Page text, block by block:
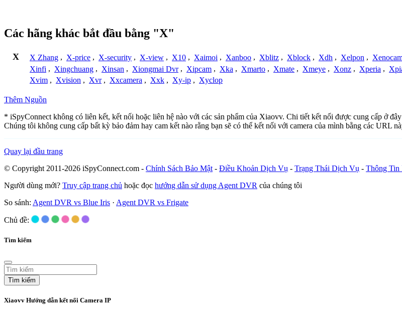
Các hãng khác bắt đầu bằng "X"
X X Zhang , X-price , X-security , X-view , X10 , Xaimoi , Xanboo , Xblitz , Xblock , Xdh , Xelpon ,
Xinfi , Xingchuang , Xinsan , Xiongmai Dvr , Xipcam , Xka , Xmarto , Xmate , Xmeye , Xonz , Xperia ,
Xvim , Xvision , Xvr , Xxcamera , Xxk , Xy-ip , Xyclop
Thêm Nguồn
* iSpyConnect không có liên kết, kết nối hoặc liên hệ nào với các sản phẩm của Xiaovv. Chi tiết kết nối được cung cấp ở
Chúng tôi không cung cấp bất kỳ bảo đảm hay cam kết nào rằng bạn sẽ có thể kết nối với camera của mình bằng các URL
Quay lại đầu trang
© Copyright 2011-2026 iSpyConnect.com - Chính Sách Bảo Mật - Điều Khoản Dịch Vụ - Trạng Thái Dịch Vụ - Thông Tin
Người dùng mới? Truy cập trang chủ hoặc đọc hướng dẫn sử dụng Agent DVR của chúng tôi
So sánh: Agent DVR vs Blue Iris · Agent DVR vs Frigate
Chủ đề:
Tìm kiếm
Tìm kiếm
Xiaovv Hướng dẫn kết nối Camera IP